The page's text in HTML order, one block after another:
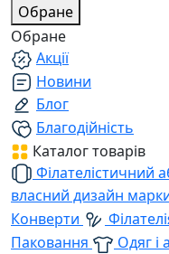
Обране
Обране
Акції
Новини
Блог
Благодійність
Каталог товарів
Філателістичний
власний дизайн
Конверти
Паковання
Одяг і